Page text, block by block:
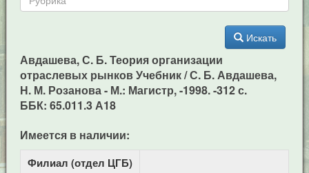
Искать
Авдашева, С. Б. Теория организации
отраслевых рынков Учебник / С. Б. Авдашева,
Н. М. Розанова - М.: Магистр, -1998. -312 с.
ББК: 65.011.3 А18
Имеется в наличии:
Филиал (отдел ЦГБ)